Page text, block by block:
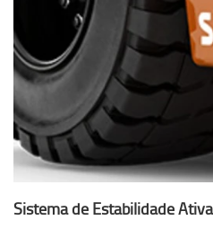
Sistema de Estabilidade Ativa